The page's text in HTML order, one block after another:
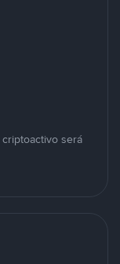
será